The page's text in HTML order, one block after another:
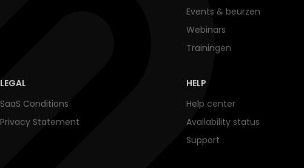
Events & beurzen
Webinars
Trainingen
LEGAL
SaaS Conditions
Privacy Statement
HELP
Help center
Availability status
Support